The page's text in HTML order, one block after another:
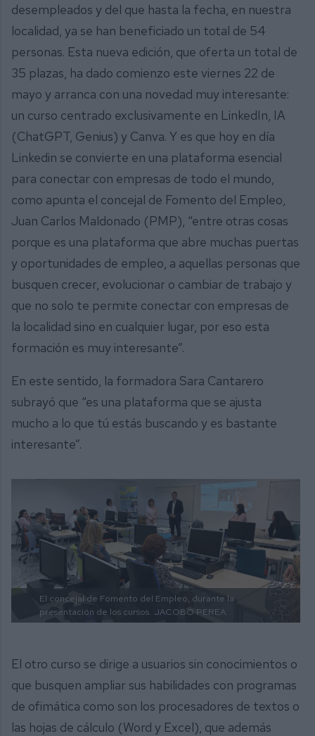
desempleados y del que hasta la fecha, en nuestra
localidad, ya se han beneficiado un total de 54
personas. Esta nueva edición, que oferta un total de
35 plazas, ha dado comienzo este viernes 22 de
mayo y arranca con una novedad muy interesante:
un curso centrado exclusivamente en LinkedIn, IA
(ChatGPT, Genius) y Canva. Y es que hoy en día
Linkedin se convierte en una plataforma esencial
para conectar con empresas de todo el mundo,
como apunta el concejal de Fomento del Empleo,
Juan Carlos Maldonado (PMP), “entre otras cosas
porque es una plataforma que abre muchas puertas
y oportunidades de empleo, a aquellas personas que
busquen crecer, evolucionar o cambiar de trabajo y
que no solo te permite conectar con empresas de
la localidad sino en cualquier lugar, por eso esta
formación es muy interesante”.
En este sentido, la formadora Sara Cantarero
subrayó que “es una plataforma que se ajusta
mucho a lo que tú estás buscando y es bastante
interesante”.
El concejal de Fomento del Empleo, durante la
presentación de los cursos. JACOBO PEREA.
El otro curso se dirige a usuarios sin conocimientos o
que busquen ampliar sus habilidades con programas
de ofimática como son los procesadores de textos o
las hojas de cálculo (Word y Excel), que además